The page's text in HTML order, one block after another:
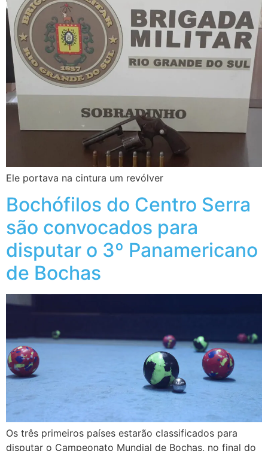
Ele portava na cintura um revólver
Bochófilos do Centro Serra
são convocados para
disputar o 3º Panamericano
de Bochas
Os três primeiros países estarão classificados para
disputar o Campeonato Mundial de Bochas, no final do